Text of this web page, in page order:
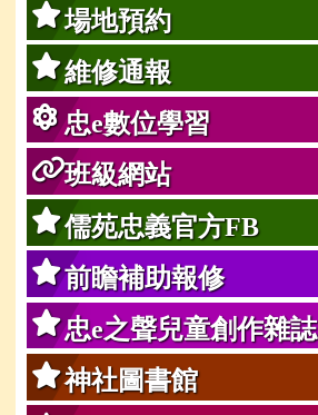
場地預約
維修通報
忠e數位學習
班級網站
儒苑忠義官方FB
前瞻補助報修
忠e之聲兒童創作雜誌
神社圖書館